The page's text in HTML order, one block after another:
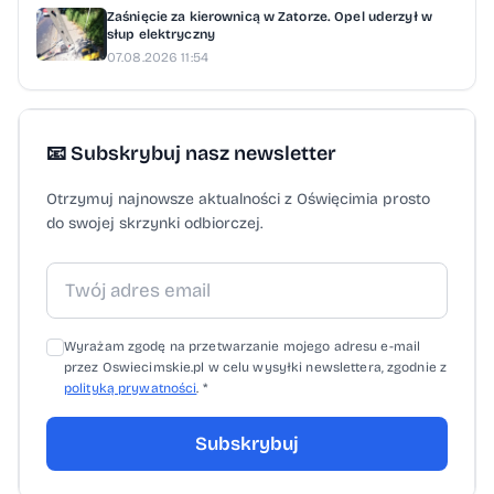
temu wydawał się nieosiągalny. Debata o
transporcie nie skupiała się jedynie na
potrzeby mieszkańców, kwestie
bezpieczeństwa infrastruktury,
stabilnej sieci połączeń, która zapobiegnie
wykluczeniu komunikacyjnemu mniejszych
miejscowości. Włoszek zwrócił uwagę, że
kolej to dziś nie tylko środek transportu, ale
element bezpieczeństwa państwa – ważny
szczególnie w kontekście wydarzeń za
wschodnią granicą. To także zawód
wymagający, pełen odpowiedzialności,
wykonywany przez ludzi z pasją. Prezes
Zaśnięcie za kierownicą w Zatorze. Opel uderzył w
słup elektryczny
07.08.2026 11:54
📧 Subskrybuj nasz newsletter
Otrzymuj najnowsze aktualności z Oświęcimia prosto
do swojej skrzynki odbiorczej.
Wyrażam zgodę na przetwarzanie mojego adresu e-mail
przez Oswiecimskie.pl w celu wysyłki newslettera, zgodnie z
polityką prywatności. *
Subskrybuj